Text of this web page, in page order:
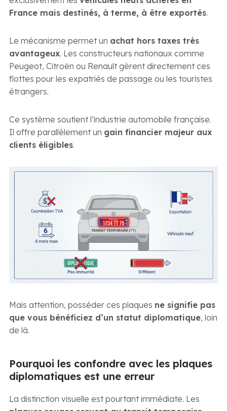
France mais destinés, à terme, à être exportés.
Le mécanisme permet un achat hors taxes très
avantageux. Les constructeurs nationaux comme
Peugeot, Citroën ou Renault gèrent directement ces
flottes pour les expatriés de passage ou les touristes
étrangers.
Ce système soutient l’industrie automobile française.
Il offre parallèlement un gain financier majeur aux
clients éligibles.
Mais attention, posséder ces plaques ne signifie pas
que vous bénéficiez d’un statut diplomatique, loin
de là.
Pourquoi les confondre avec les plaques
diplomatiques est une erreur
La distinction visuelle est pourtant immédiate. Les